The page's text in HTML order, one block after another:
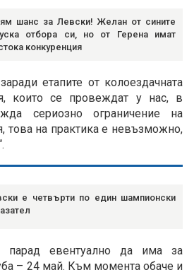
шанс за Левски! Желан от сините
отбора си, но от Герена имат
конкуренция
етапите от колоездачната
които се провеждат у нас, в
сериозно ограничение на
това на практика е невъзможно,
е четвърти по един шампионски
парад евентуално да има за
– 24 май. Към момента обаче и